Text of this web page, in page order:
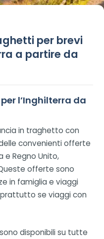
per brevi
a partire da
l’Inghilterra da
in traghetto con
convenienti offerte
e Regno Unito,
offerte sono
in famiglia e viaggi
se viaggi con
disponibili su tutte